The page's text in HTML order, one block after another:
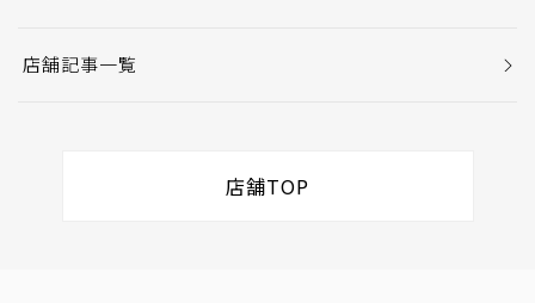
店舗記事一覧
店舗TOP